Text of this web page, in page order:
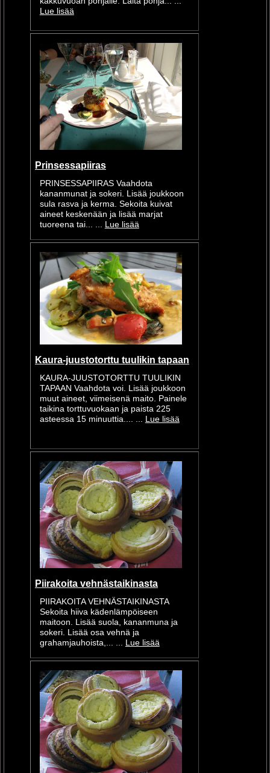
Lue lisää
Prinsessapiiras
PRINSESSAPIIRAS Vaahdota
kananmunat ja sokeri. Lisää joukkoon
sula rasva ja kerma. Sekoita kuivat
aineet keskenään ja lisää marjat
tuoreena tai... ... Lue lisää
Kaura-juustotorttu tuulikin tapaan
KAURA-JUUSTOTORTTU TUULIKIN
TAPAAN Vaahdota voi. Lisää joukkoon
muut aineet, viimeisenä maito. Painele
taikina torttuvuokaan ja paista 225
asteessa 15 minuuttia.... ... Lue lisää
Piirakoita vehnästaikinasta
PIIRAKOITA VEHNÄSTAIKINASTA
Sekoita hiiva kädenlämpöiseen
maitoon. Lisää suola, kananmuna ja
sokeri. Lisää osa vehnä ja
grahamjauhoista,... ...
Lue lisää